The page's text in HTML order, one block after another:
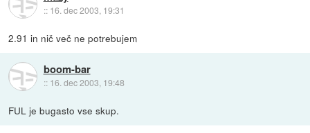
:: 16. dec 2003, 19:31
2.91 in nič več ne potrebujem
boom-bar
:: 16. dec 2003, 19:48
FUL je bugasto vse skup.